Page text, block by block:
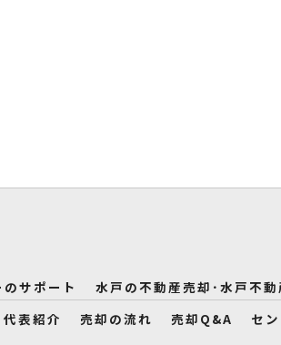
サポート
水戸の不動産売却･水戸不
代表紹介 売却の流れ 売却Q&A セ